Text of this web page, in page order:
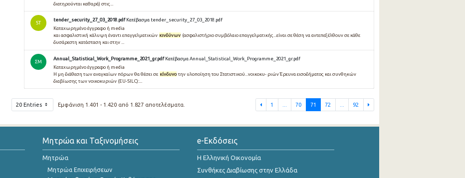
διατηρούνται καθαρά) στις...
ST
tender_security_27_03_2018.pdf Κατέβασμα tender_security_27_03_2018.pdf
Καταχωρημένο έγγραφο ή media
και ασφαλιστική κάλυψη έναντι επαγγελματικών κινδύνων (ασφαλιστήριο συμβόλαιο επαγγελματικής...είναι σε θέση να αντεπεξέλθουν σε κάθε
δυσάρεστη κατάσταση και στην ...
ΣΜ
Annual_Statistical_Work_Programme_2021_gr.pdf Κατέβασμα Annual_Statistical_Work_Programme_2021_gr.pdf
Καταχωρημένο έγγραφο ή media
Η μη διάθεση των αναγκαίων πόρων θα θέσει σε κίνδυνοτην υλοποίηση του Στατιστικού...νοικοκυ- ριών Έρευνα εισοδήματος και συνθηκών
διαβίωσης των νοικοκυριών (EU-SILC):...
20 Entries Εμφάνιση 1.401 - 1.420 από 1.827 αποτελέσματα. 1 70 71 72 92
Μητρώα και Ταξινομήσεις
Μητρώα
Μητρώα Επιχειρήσεων
e-Εκδόσεις
Η Ελληνική Οικονομία
Συνθήκες Διαβίωσης στην Ελλάδα